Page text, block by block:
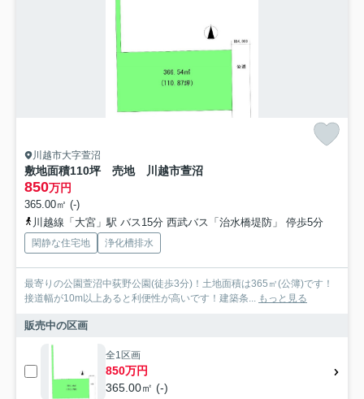
川越市大字萱沼
敷地面積110坪 売地 川越市萱沼
850万円
365.00㎡ (-)
川越線「大宮」駅 バス15分 西武バス「治水橋堤防」 停歩5分
閑静な住宅地 浄化槽排水
最寄りの公園萱沼中荻野公園(徒歩3分)！土地面積は365㎡(公簿)です！
接道幅が10m以上あると利便性が高いです！建築条...
もっと見る
販売中の区画
全1区画
850万円
365.00㎡ (-)